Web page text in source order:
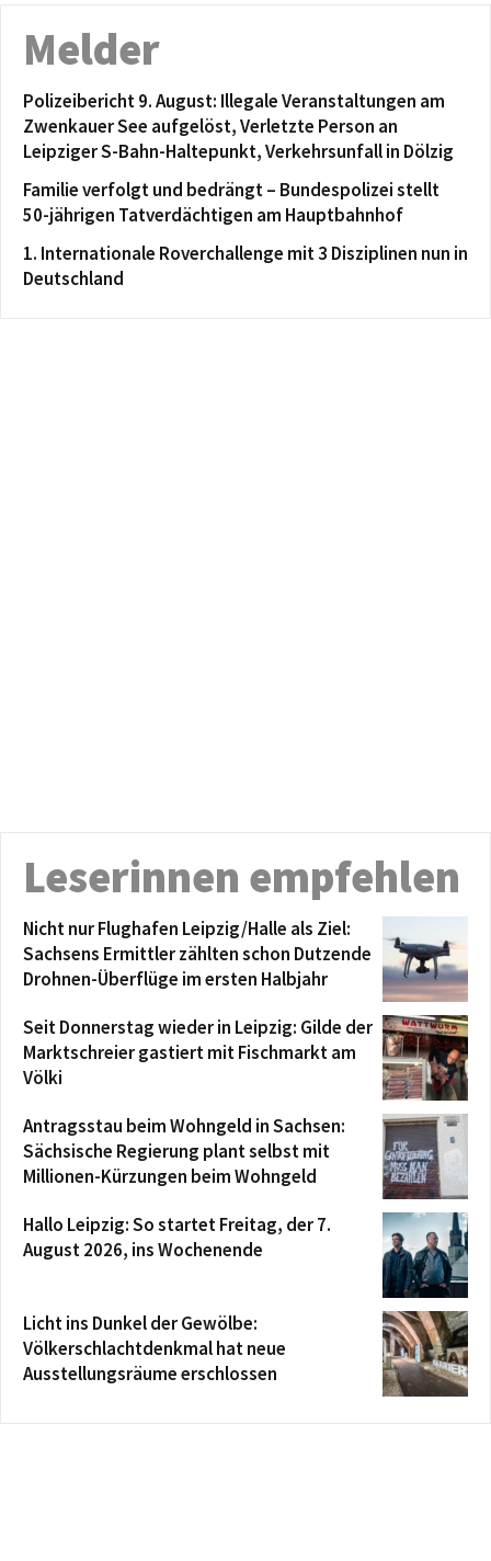
Melder
Polizeibericht 9. August: Illegale Veranstaltungen am
Zwenkauer See aufgelöst, Verletzte Person an
Leipziger S-Bahn-Haltepunkt, Verkehrsunfall in Dölzig
Familie verfolgt und bedrängt – Bundespolizei stellt
50-jährigen Tatverdächtigen am Hauptbahnhof
1. Internationale Roverchallenge mit 3 Disziplinen nun in
Deutschland
Leserinnen empfehlen
Nicht nur Flughafen Leipzig/Halle als Ziel:
Sachsens Ermittler zählten schon Dutzende
Drohnen-Überflüge im ersten Halbjahr
Seit Donnerstag wieder in Leipzig: Gilde der
Marktschreier gastiert mit Fischmarkt am
Völki
Antragsstau beim Wohngeld in Sachsen:
Sächsische Regierung plant selbst mit
Millionen-Kürzungen beim Wohngeld
Hallo Leipzig: So startet Freitag, der 7.
August 2026, ins Wochenende
Licht ins Dunkel der Gewölbe:
Völkerschlachtdenkmal hat neue
Ausstellungsräume erschlossen